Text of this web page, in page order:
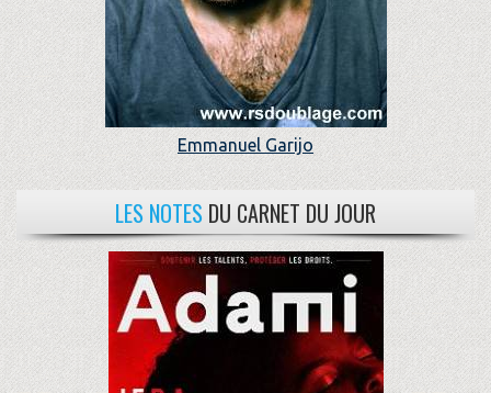
Emmanuel Garijo
LES NOTES DU CARNET DU JOUR